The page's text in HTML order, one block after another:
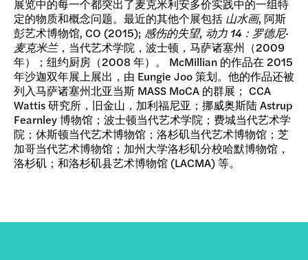
展览中的每一个都突出了麦克米利安多价实践中的一组特
定的物质和概念问题。最近的其他个展包括 山水画, 阿斯
彭艺术博物馆, CO (2015); 感伤的失望, 动力 14：罗德尼·
麦克米兰，当代艺术学院，波士顿，马萨诸塞州（2009
年）；纽约厨房（2008 年）。 McMillian 的作品在 2015
年沙迦双年展上展出，由 Eungie Joo 策划。他的作品还被
列入马萨诸塞州北亚当斯 MASS MoCA 的群展； CCA
Wattis 研究所，旧金山，加利福尼亚；挪威奥斯陆 Astrup
Fearnley 博物馆；波士顿当代艺术学院；费城当代艺术学
院；休斯顿当代艺术博物馆；洛杉矶当代艺术博物馆；芝
加哥当代艺术博物馆；加州大学洛杉矶分校哈默博物馆，
洛杉矶；和洛杉矶县艺术博物馆 (LACMA) 等。